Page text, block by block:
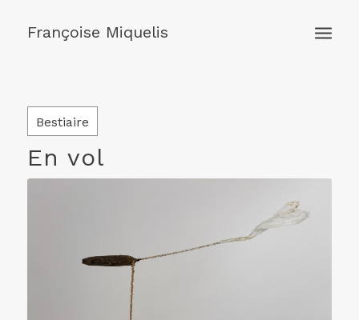
Françoise Miquelis
Bestiaire
En vol